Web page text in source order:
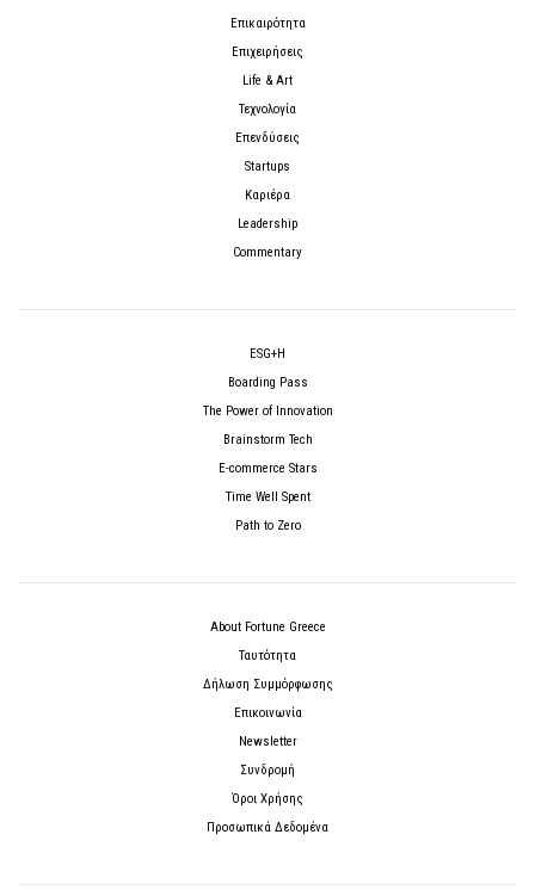
Επικαιρότητα
Επιχειρήσεις
Life & Art
Τεχνολογία
Επενδύσεις
Startups
Καριέρα
Leadership
Commentary
ESG+H
Boarding Pass
The Power of Innovation
Brainstorm Tech
E-commerce Stars
Time Well Spent
Path to Zero
About Fortune Greece
Ταυτότητα
Δήλωση Συμμόρφωσης
Επικοινωνία
Newsletter
Συνδρομή
Όροι Χρήσης
Προσωπικά Δεδομένα